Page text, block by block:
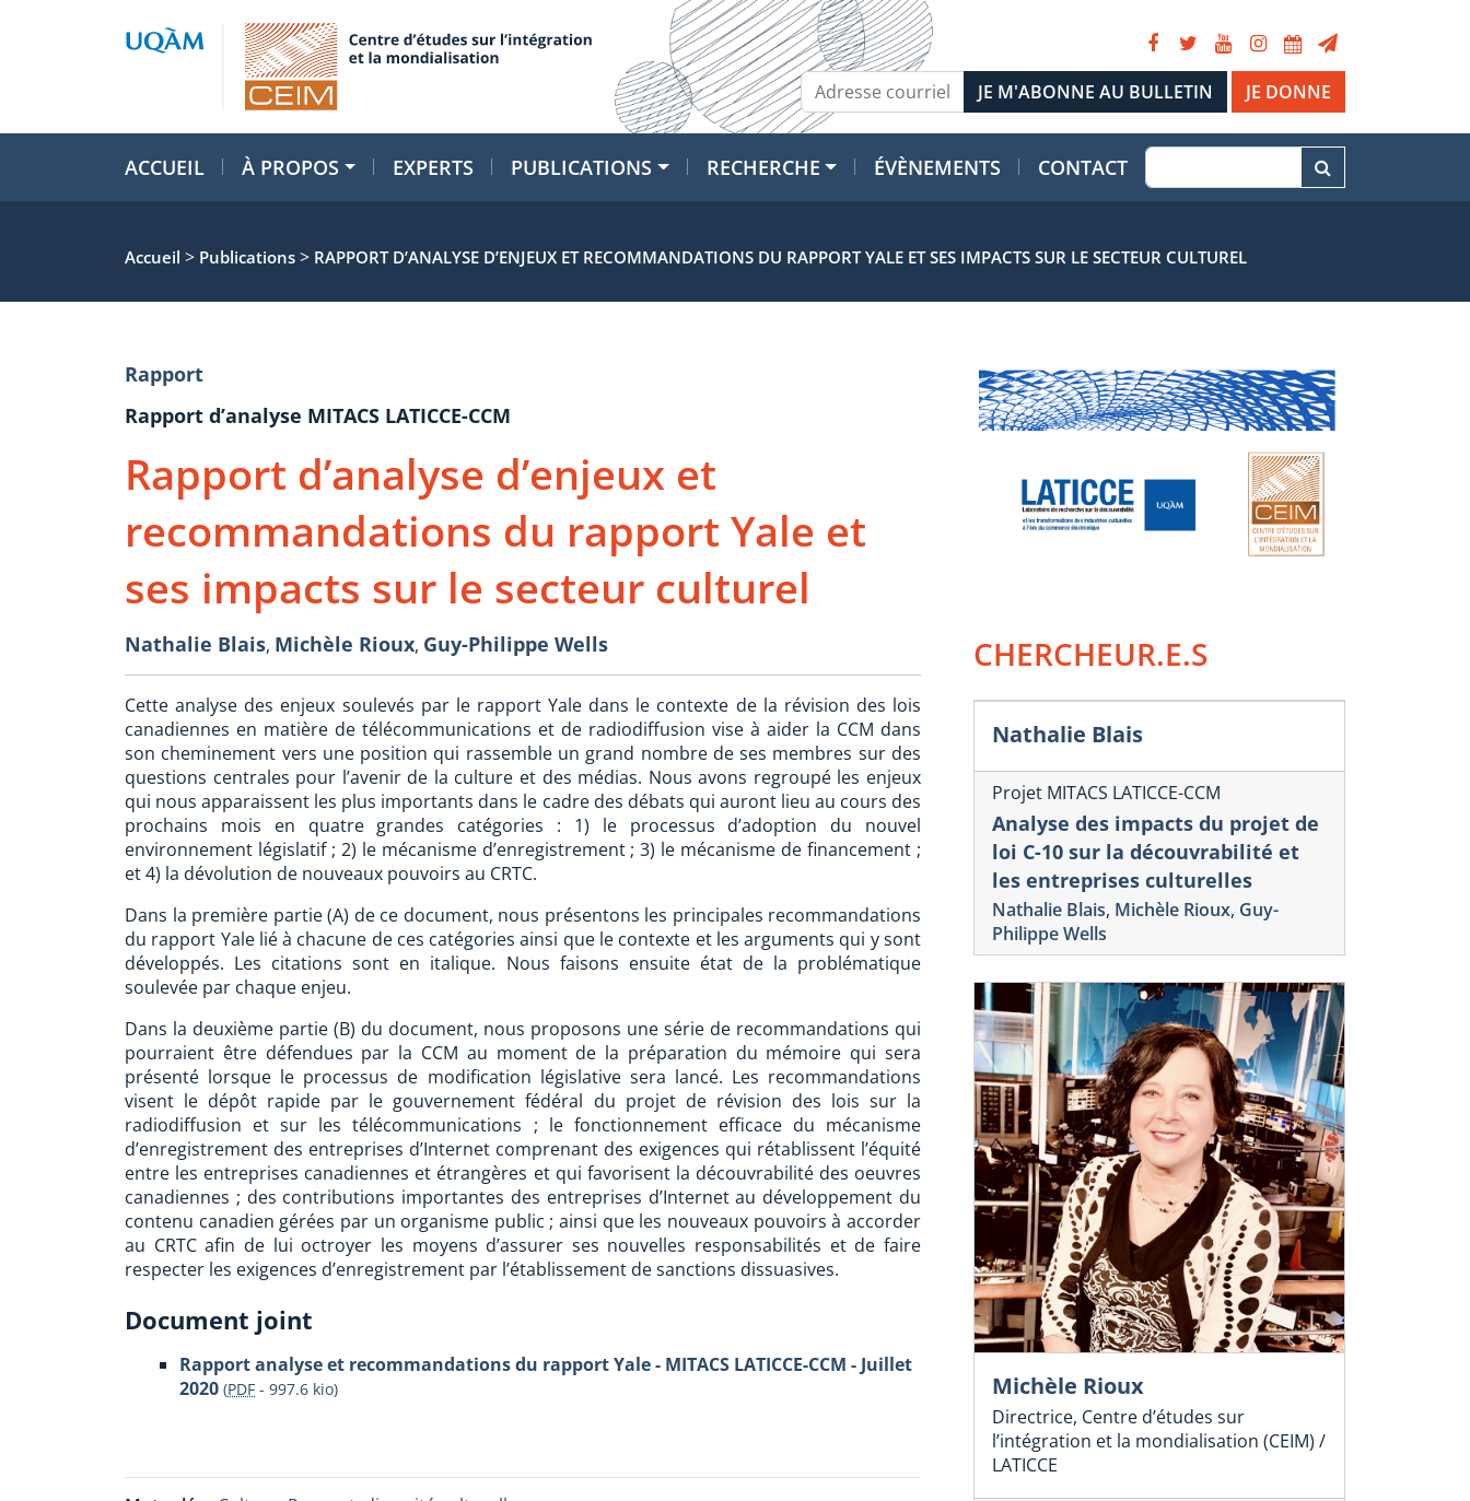
JE DONNE
ACCUEIL À PROPOS EXPERTS PUBLICATIONS RECHERCHE ÉVÈNEMENTS CONTACT
Accueil > Publications > RAPPORT D’ANALYSE D’ENJEUX ET RECOMMANDATIONS DU RAPPORT YALE ET SES IMPACTS SUR LE SECTEUR CULTUREL
Rapport
Rapport d’analyse MITACS LATICCE-CCM
Rapport d’analyse d’enjeux et
recommandations du rapport Yale et
ses impacts sur le secteur culturel
Nathalie Blais, Michèle Rioux, Guy-Philippe Wells
Cette analyse des enjeux soulevés par le rapport Yale dans le contexte de la révision des lois
canadiennes en matière de télécommunications et de radiodiffusion vise à aider la CCM dans
son cheminement vers une position qui rassemble un grand nombre de ses membres sur des
questions centrales pour l’avenir de la culture et des médias. Nous avons regroupé les enjeux
qui nous apparaissent les plus importants dans le cadre des débats qui auront lieu au cours des
prochains mois en quatre grandes catégories : 1) le processus d’adoption du nouvel
environnement législatif ; 2) le mécanisme d’enregistrement ; 3) le mécanisme de financement ;
et 4) la dévolution de nouveaux pouvoirs au CRTC.
Dans la première partie (A) de ce document, nous présentons les principales recommandations
du rapport Yale lié à chacune de ces catégories ainsi que le contexte et les arguments qui y sont
développés. Les citations sont en italique. Nous faisons ensuite état de la problématique
soulevée par chaque enjeu.
Dans la deuxième partie (B) du document, nous proposons une série de recommandations qui
pourraient être défendues par la CCM au moment de la préparation du mémoire qui sera
présenté lorsque le processus de modification législative sera lancé. Les recommandations
visent le dépôt rapide par le gouvernement fédéral du projet de révision des lois sur la
radiodiffusion et sur les télécommunications ; le fonctionnement efficace du mécanisme
d’enregistrement des entreprises d’Internet comprenant des exigences qui rétablissent l’équité
entre les entreprises canadiennes et étrangères et qui favorisent la découvrabilité des oeuvres
canadiennes ; des contributions importantes des entreprises d’Internet au développement du
contenu canadien gérées par un organisme public ; ainsi que les nouveaux pouvoirs à accorder
au CRTC afin de lui octroyer les moyens d’assurer ses nouvelles responsabilités et de faire
respecter les exigences d’enregistrement par l’établissement de sanctions dissuasives.
Document joint
Rapport analyse et recommandations du rapport Yale - MITACS LATICCE-CCM - Juillet
2020 (PDF - 997.6 kio)
CHERCHEUR.E.S
Nathalie Blais
Projet MITACS LATICCE-CCM
Analyse des impacts du projet de
loi C-10 sur la découvrabilité et
les entreprises culturelles
Nathalie Blais, Michèle Rioux, Guy-
Philippe Wells
Michèle Rioux
Directrice, Centre d’études sur
l’intégration et la mondialisation (CEIM) /
LATICCE